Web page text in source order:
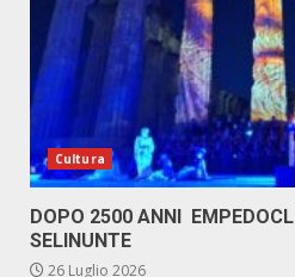
Cultura
DOPO 2500 ANNI
SELINUNTE
26 Luglio 2026